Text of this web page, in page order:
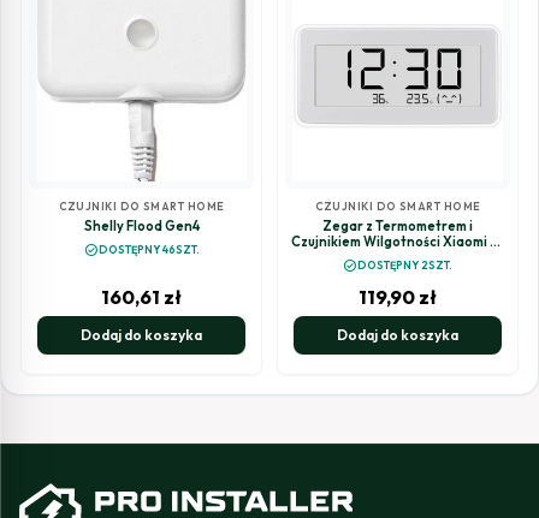
CZUJNIKI DO SMART HOME
Shelly Flood Gen4
check_circleDOSTĘPNY 46SZT.
160,61 zł
Dodaj do koszyka
CZUJNIKI DO SMART HOME
Zegar z Termometrem i
Czujnikiem Wilgotności Xiaomi Mi
Temperature and Humidity
Monitor Clock Pro
check_circleDOSTĘPNY 2SZT.
119,90 zł
Dodaj do koszyka